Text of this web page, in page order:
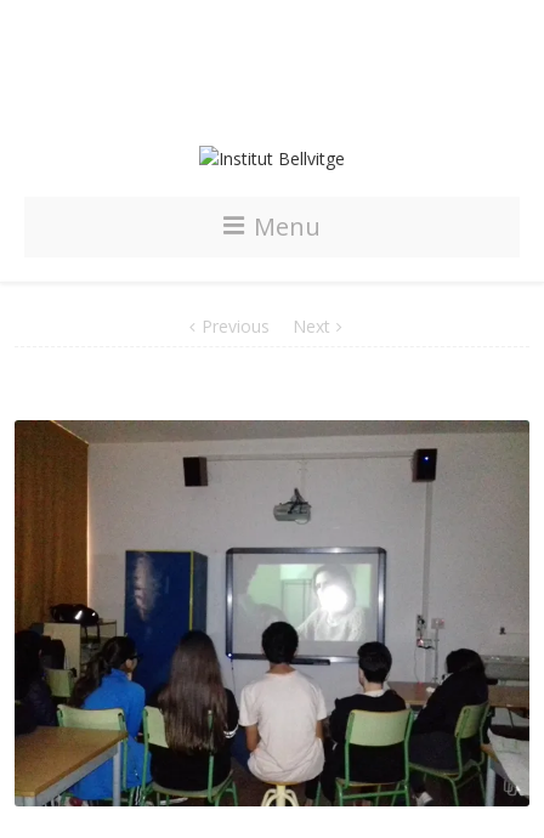
Menu
Previous Next